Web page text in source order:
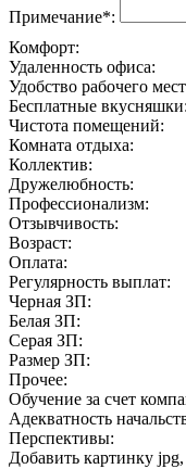
Примечание*:
Комфорт:
Удаленность офиса:
Удобство рабочего
Бесплатные вкусняшки:
Чистота помещений:
Комната отдыха:
Коллектив:
Дружелюбность:
Профессионализм:
Отзывчивость:
Возраст:
Оплата:
Регулярность выплат:
Черная ЗП:
Белая ЗП:
Серая ЗП:
Размер ЗП:
Прочее:
Обучение за счет
Адекватность
Перспективы:
Добавить картинку